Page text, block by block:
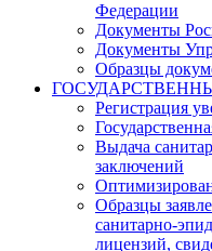
Федерации
Документы
Документы
Образцы
Регистрация
Выдача
заключений
Образцы
санитарно-
лицензий,